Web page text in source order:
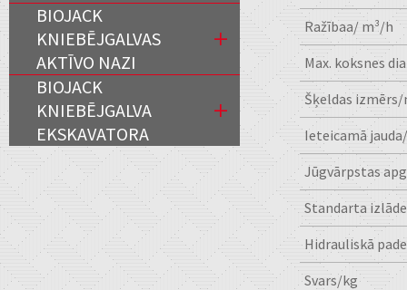
Ražībaa/ m³/h
Max. koksnes
Šķeldas
Ieteicamā
Jūgvārpstas
Standarta
Hidrauliskā
Svars/kg
BIOJACK
KNIEBĒJGALVAS
AKTĪVO NAZI
BIOJACK
KNIEBĒJGALVA
EKSKAVATORA